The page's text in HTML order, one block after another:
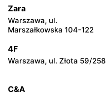
Lewiatan
Warszawa, ul. Bolesława
Podczaszyńskiego 1/3
Lewiatan
Warszawa, ul. Sonaty 5
Zara
Warszawa, ul.
Marszałkowska 104-122
4F
Warszawa, ul. Złota 59/258
C&A